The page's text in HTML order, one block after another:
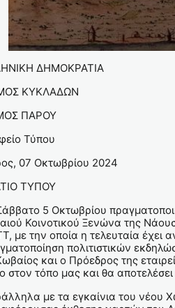
ΔΗΜΟΚΡΑΤΙΑ
ΚΥΚΛΑΔΩΝ
ΠΑΡΟΥ
Τύπου
07 Οκτωβρίου 2024
ΤΥΠΟΥ
5 Οκτωβρίου
Κοινοτικού Ξενώνα της
με την οποία η τελευταία
πολιτιστικών
και ο Πρόεδρος της
στον τόπο μας και θα
με τα εγκαίνια του νέου